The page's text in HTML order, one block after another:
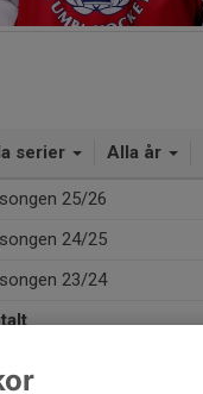
serier Alla år
25/26
24/25
23/24